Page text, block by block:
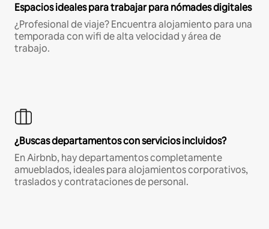
Espacios ideales para trabajar para nómades digitales
¿Profesional de viaje? Encuentra alojamiento para una
temporada con wifi de alta velocidad y área de
trabajo.
¿Buscas departamentos con servicios incluidos?
En Airbnb, hay departamentos completamente
amueblados, ideales para alojamientos corporativos,
traslados y contrataciones de personal.